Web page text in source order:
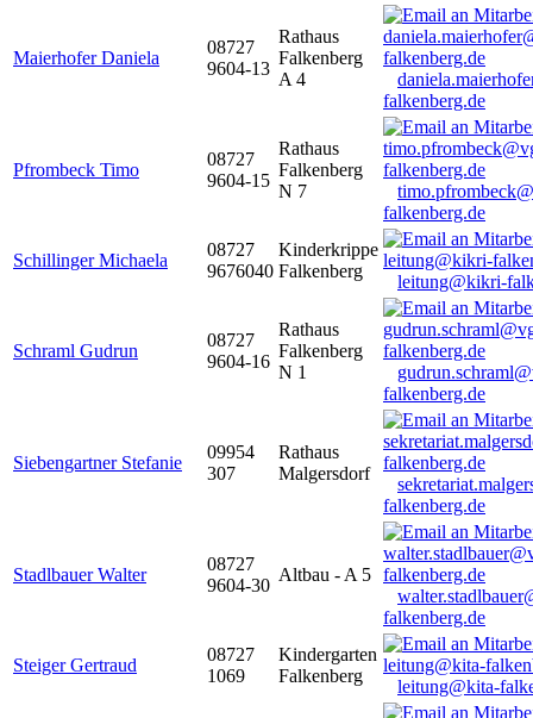
Maierhofer Daniela
08727
9604-13
Rathaus
Falkenberg
A 4
falkenberg.de
Pfrombeck Timo
08727
9604-15
Rathaus
Falkenberg
N 7
falkenberg.de
Schillinger Michaela
08727
9676040
Kinderkrippe
Falkenberg
leitung@kikri-
Schraml Gudrun
08727
9604-16
Rathaus
Falkenberg
N 1
falkenberg.de
Siebengartner Stefanie
09954
307
Rathaus
Malgersdorf
falkenberg.de
Stadlbauer Walter
08727
9604-30
Altbau - A 5
falkenberg.de
Steiger Gertraud
08727
1069
Kindergarten
Falkenberg
leitung@kita-